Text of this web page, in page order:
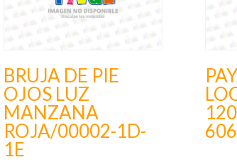
BRUJA DE PIE
OJOS LUZ
MANZANA
ROJA/00002-1D-
1E